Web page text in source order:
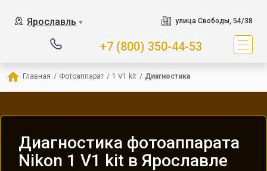
Ярославль ▼ улица Свободы, 54/38
+7 (800) 350-44-53
Главная / Фотоаппарат / 1 V1 kit / Диагностика
Диагностика фотоаппарата
Nikon 1 V1 kit в Ярославле